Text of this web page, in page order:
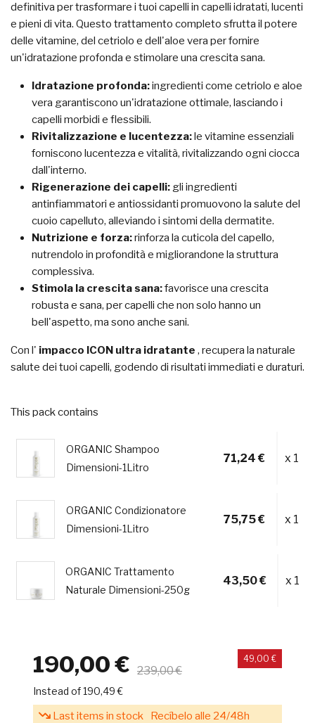
definitiva per trasformare i tuoi capelli in capelli idratati, lucenti
e pieni di vita. Questo trattamento completo sfrutta il potere
delle vitamine, del cetriolo e dell'aloe vera per fornire
un'idratazione profonda e stimolare una crescita sana.
Idratazione profonda:ingredienti come cetriolo e aloe
vera garantiscono un'idratazione ottimale, lasciando i
capelli morbidi e flessibili.
Rivitalizzazione e lucentezza:le vitamine essenziali
forniscono lucentezza e vitalità, rivitalizzando ogni ciocca
dall'interno.
Rigenerazione dei capelli: gli ingredienti
antinfiammatori e antiossidanti promuovono la salute del
cuoio capelluto, alleviando i sintomi della dermatite.
Nutrizione e forza:rinforza la cuticola del capello,
nutrendolo in profondità e migliorandone la struttura
complessiva.
Stimola la crescita sana:favorisce una crescita
robusta e sana, per capelli che non solo hanno un
bell'aspetto, ma sono anche sani.
Con l' impacco ICON ultra idratante , recupera la naturale
salute dei tuoi capelli, godendo di risultati immediati e duraturi.
This pack contains
ORGANIC Shampoo
Dimensioni-1Litro
71,24 € x 1
ORGANIC Condizionatore
Dimensioni-1Litro
75,75 € x 1
ORGANIC Trattamento
Naturale Dimensioni-250g
43,50 € x 1
190,00 € 239,00 €
49,00 €
Instead of 190,49 €
Last items in stock Recíbelo alle 24/48h